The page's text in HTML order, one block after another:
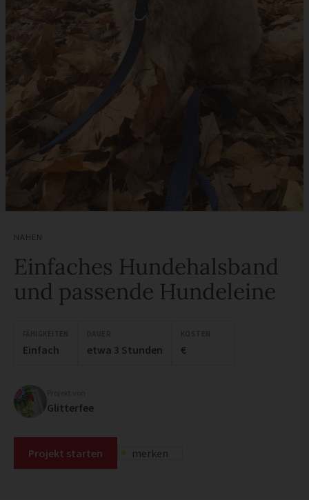
NÄHEN
Einfaches Hundehalsband
und passende Hundeleine
Einfach etwa 3 Stunden €
Glitterfee
Projekt starten merken